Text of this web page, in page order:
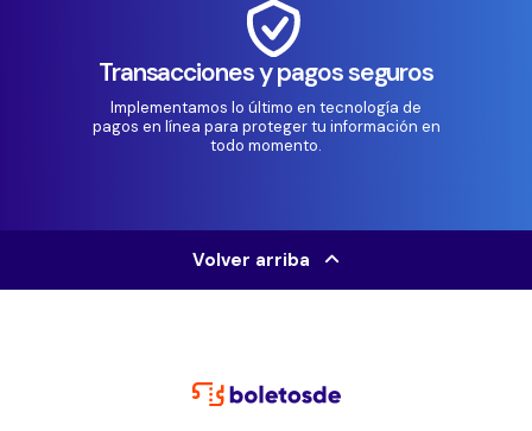
Transacciones y pagos seguros
Implementamos lo último en tecnología de
pagos en línea para proteger tu información en
todo momento.
Volver arriba